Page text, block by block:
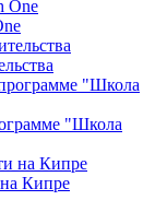
"Школа
Кипре